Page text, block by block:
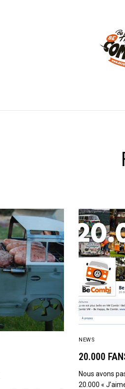
NEWS
20.000
Nous avons
20.000 «